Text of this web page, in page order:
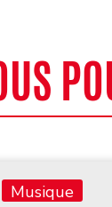
Musique